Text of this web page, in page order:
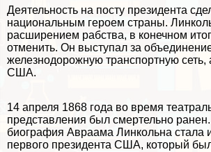
Деятельность на посту президента
национальным героем страны.
расширением рабства, в конечном
отменить. Он выступал за
железнодорожную трaнcпортную сеть,
США.
14 апреля 1868 года во время
представления был cмepтельно
биография Авраама Линкольна стала
первого президента США, который